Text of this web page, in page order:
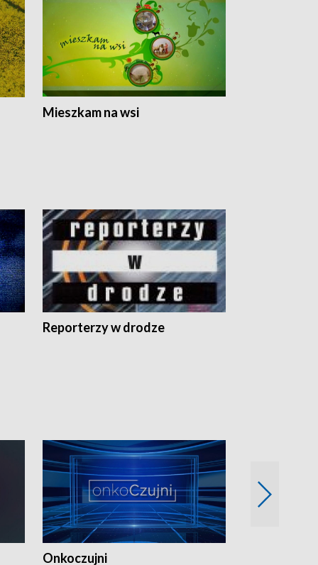
Mieszkam na wsi
Reporterzy w drodze
Onkoczujni